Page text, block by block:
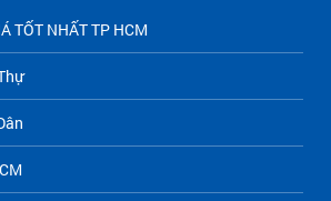
TỐT NHẤT TP HCM